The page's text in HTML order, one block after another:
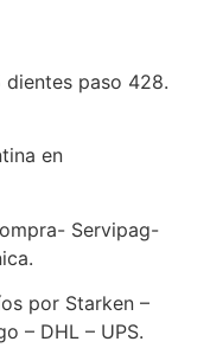
dientes paso 428.
en
Servipag-
por Starken –
– DHL – UPS.